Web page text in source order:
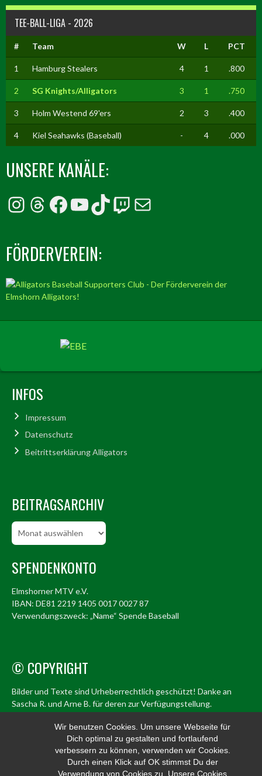
Wir benutzen Cookies. Um unsere Webseite für
Dich optimal zu gestalten und fortlaufend
verbessern zu können, verwenden wir Cookies.
Durch einen Klick auf OK stimmst Du der
Verwendung von Cookies zu. Unsere Cookies
TEE-BALL-LIGA - 2026
# Team W L PCT
1 Hamburg Stealers 4 1 .800
2 SG Knights/Alligators 3 1 .750
3 Holm Westend 69'ers 2 3 .400
4 Kiel Seahawks (Baseball) - 4 .000
UNSERE KANÄLE:
Instagram
Threads
Facebook
YouTube
TikTok
Twitch
E-Mail
FÖRDERVEREIN:
INFOS
Impressum
Datenschutz
Beitrittserklärung Alligators
BEITRAGSARCHIV
Beitragsarchiv
SPENDENKONTO
Elmshorner MTV e.V.
IBAN: DE81 2219 1405 0017 0027 87
Verwendungszweck: „Name“ Spende Baseball
© COPYRIGHT
Bilder und Texte sind Urheberrechtlich geschützt! Danke an
Sascha R. und Arne B. für deren zur Verfügungstellung.
© Elmshorn Alligators 1998 – 2026
info@alligators.de